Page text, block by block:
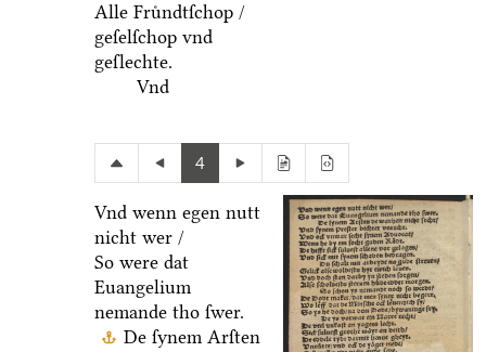
Alle Fruͤndtſchop /
geſelſchop vnd
geſlechte.
Vnd
4
Vnd wenn egen nutt
nicht wer /
So were dat
Euangelium
nemande tho ſwer.
De ſynem Arſten